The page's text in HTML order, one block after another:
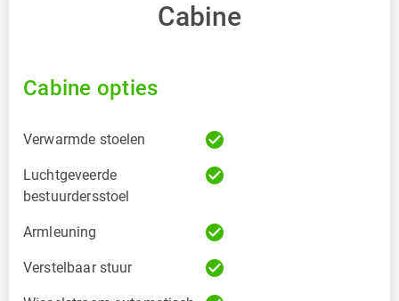
Cabine
Cabine opties
Verwarmde stoelen check_circle
Luchtgeveerde
bestuurdersstoel
check_circle
Armleuning check_circle
Verstelbaar stuur check_circle